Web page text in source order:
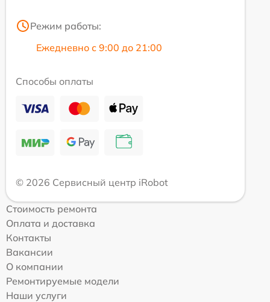
Режим работы:
Ежедневно с 9:00 до 21:00
Способы оплаты
© 2026 Сервисный центр iRobot
Стоимость ремонта
Оплата и доставка
Контакты
Вакансии
О компании
Ремонтируемые модели
Наши услуги